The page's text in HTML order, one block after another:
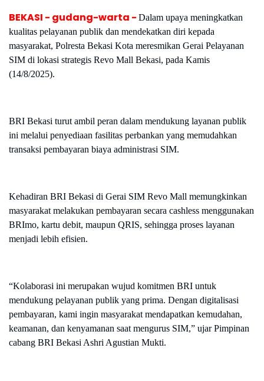
BEKASI - gudang-warta - Dalam upaya meningkatkan
kualitas pelayanan publik dan mendekatkan diri kepada
masyarakat, Polresta Bekasi Kota meresmikan Gerai Pelayanan
SIM di lokasi strategis Revo Mall Bekasi, pada Kamis
(14/8/2025).
BRI Bekasi turut ambil peran dalam mendukung layanan publik
ini melalui penyediaan fasilitas perbankan yang memudahkan
transaksi pembayaran biaya administrasi SIM.
Kehadiran BRI Bekasi di Gerai SIM Revo Mall memungkinkan
masyarakat melakukan pembayaran secara cashless menggunakan
BRImo, kartu debit, maupun QRIS, sehingga proses layanan
menjadi lebih efisien.
“Kolaborasi ini merupakan wujud komitmen BRI untuk
mendukung pelayanan publik yang prima. Dengan digitalisasi
pembayaran, kami ingin masyarakat mendapatkan kemudahan,
keamanan, dan kenyamanan saat mengurus SIM,” ujar Pimpinan
cabang BRI Bekasi Ashri Agustian Mukti.